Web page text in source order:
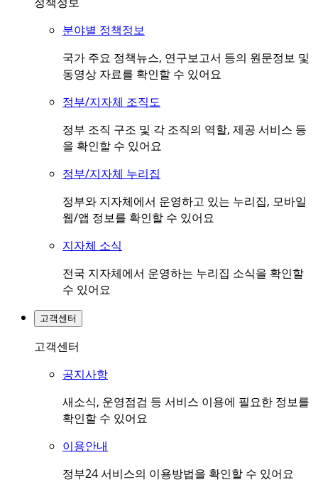
분야별 정책정보
국가 주요 정책뉴스, 연구보고서 등의 원문정보 및
동영상 자료를 확인할 수 있어요
정부/지자체 조직도
정부 조직 구조 및 각 조직의 역할, 제공 서비스 등
을 확인할 수 있어요
정부/지자체 누리집
정부와 지자체에서 운영하고 있는 누리집, 모바일
웹/앱 정보를 확인할 수 있어요
지자체 소식
전국 지자체에서 운영하는 누리집 소식을 확인할
수 있어요
고객센터
고객센터
공지사항
새소식, 운영점검 등 서비스 이용에 필요한 정보를
확인할 수 있어요
이용안내
정부24 서비스의 이용방법을 확인할 수 있어요